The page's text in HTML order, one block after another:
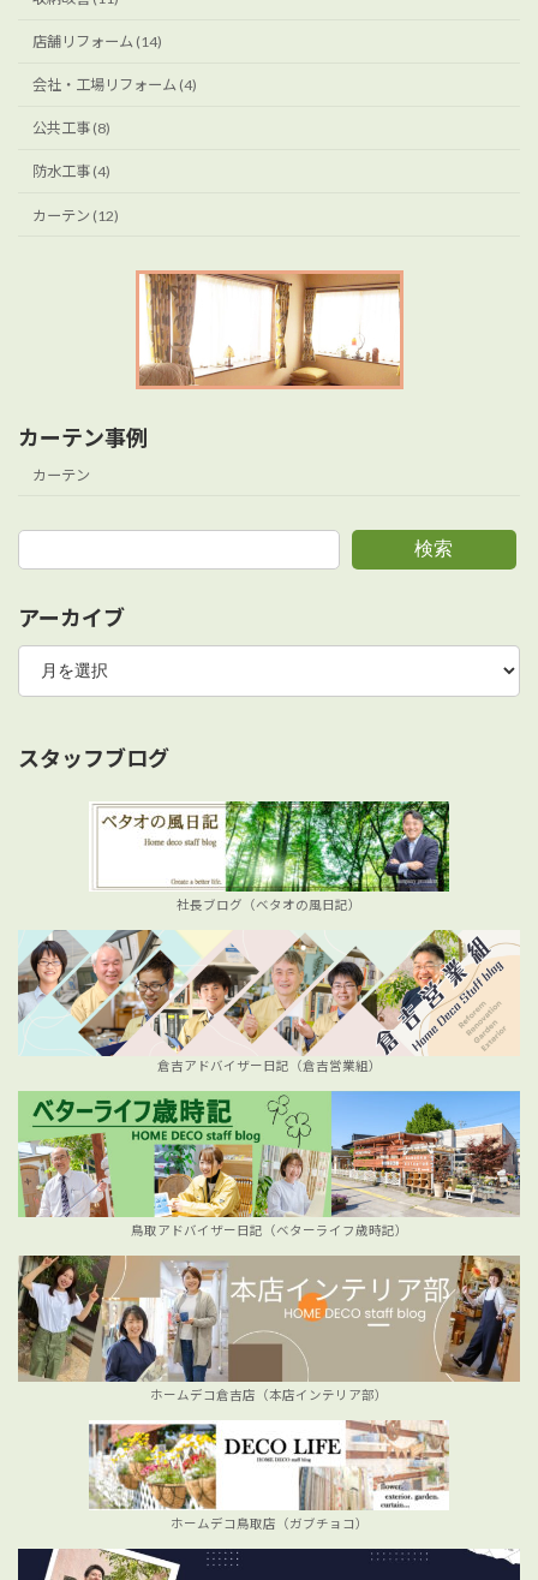
店舗リフォーム (14)
会社・工場リフォーム (4)
公共工事 (8)
防水工事 (4)
カーテン (12)
カーテン事例
カーテン
検索
アーカイブ
ア
カ
スタッフブログ
社長ブログ（ベタオの風日記）
倉吉アドバイザー日記（倉吉営業組）
鳥取アドバイザー日記（ベターライフ歳時記）
ホームデコ倉吉店（本店インテリア部）
ホームデコ鳥取店（ガブチョコ）